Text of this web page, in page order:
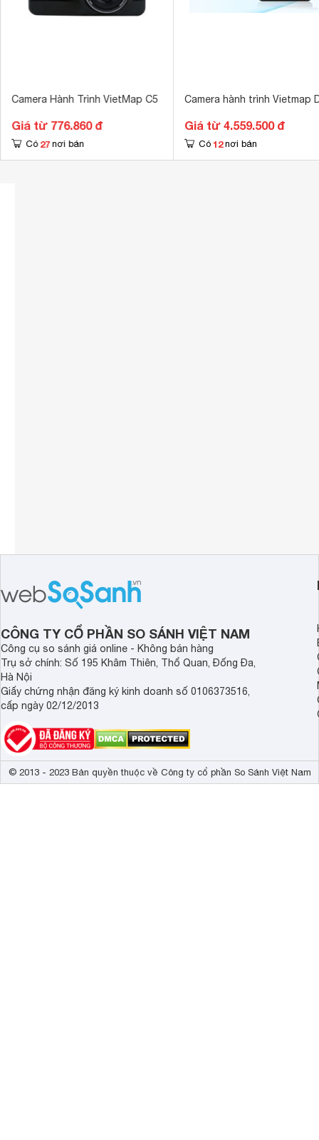
Camera Hành Trình VietMap C5
Giá từ 776.860 đ
Có 27 nơi bán
Camera hành trình Vietmap
Giá từ 4.559.500 đ
Có 12 nơi bán
CÔNG TY CỔ PHẦN SO SÁNH VIỆT NAM
Công cụ so sánh giá online - Không bán hàng
Trụ sở chính: Số 195 Khâm Thiên, Thổ Quan, Đống Đa,
Hà Nội
Giấy chứng nhận đăng ký kinh doanh số 0106373516,
cấp ngày 02/12/2013
© 2013 - 2023 Bản quyền thuộc về Công ty cổ phần So Sánh Việt Nam